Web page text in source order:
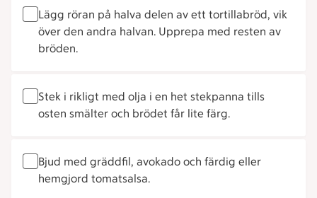
Lägg röran på halva delen av ett tortillabröd, vik
över den andra halvan. Upprepa med resten av
bröden.
Stek i rikligt med olja i en het stekpanna tills
osten smälter och brödet får lite färg.
Bjud med gräddfil, avokado och färdig eller
hemgjord tomatsalsa.